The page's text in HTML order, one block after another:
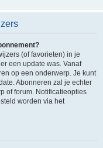
(of favorieten) in je
een update was. Vanaf
op een onderwerp. Je kunt
Abonneren zal je echter
of forum. Notificatieopties
worden via het